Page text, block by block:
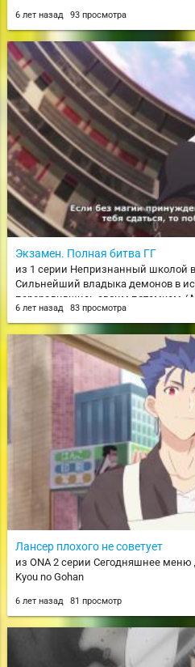
6 лет назад 93 просмотра
Экзамен. Полная битва ГГ
из 1 серии Непризнанный школой
Сильнейший владыка демонов в
переродившись своим потомком /
Shijou Saikyou no Maou no Shiso,
Kayou
6 лет назад 83 просмотра
Лансер плохого не советует
из ONA 2 серии Сегодняшнее
Kyou no Gohan
6 лет назад 81 просмотр